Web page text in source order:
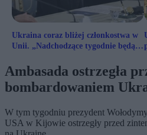
Ukraina coraz bliżej członkostwa w
Unii. „Nadchodzące tygodnie będą
Ambasada ostrzegła
bombardowaniem
W tym tygodniu prezydent
USA w Kijowie ostrzegły przed